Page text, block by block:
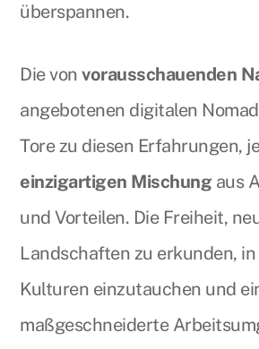
überspannen.
Die vonvorausschauenden
angebotenen digitalen
Tore zu diesen Erfahrungen,
einzigartigen Mischung aus
und Vorteilen. Die Freiheit,
Landschaften zu erkunden,
Kulturen einzutauchen und
maßgeschneiderte